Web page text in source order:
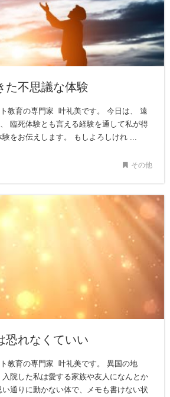
た不思議な体験
教育の専門家 叶礼美です。 今日は、 遠
臨死体験とも言える経験を通して私が得
をお伝えします。 もしよろしけれ ...
その他
恐れなくていい
教育の専門家 叶礼美です。 異国の地
院した私は愛する家族や友人になんとか
通りに動かない体で、メモも書けない状